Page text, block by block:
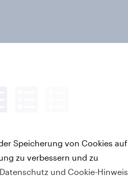
Retail
Speicherung von Cookies auf
zu verbessern und zu
Datenschutz und Cookie-Hinweis